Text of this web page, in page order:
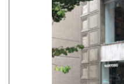
440円
440円